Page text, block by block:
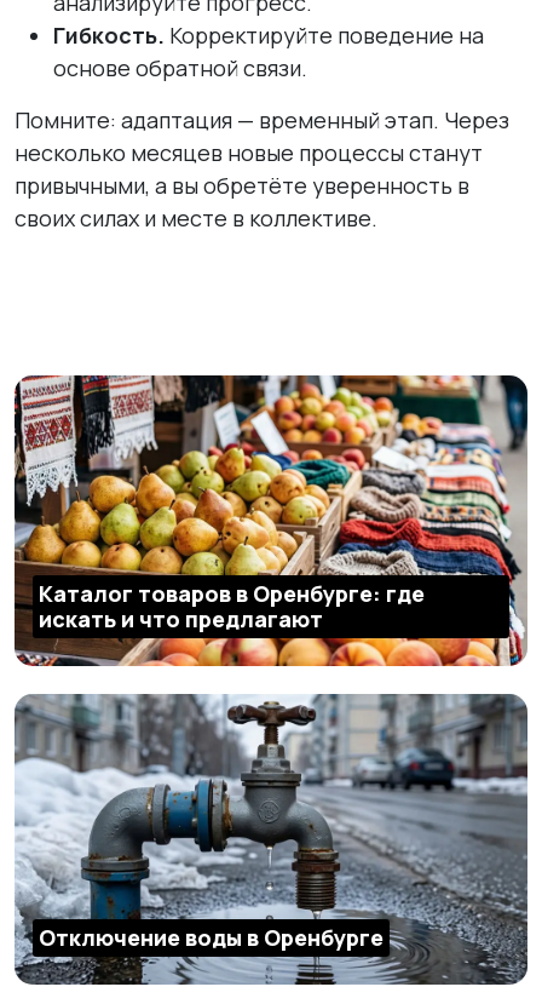
Гибкость. Корректируйте поведение на
основе обратной связи.
Помните: адаптация — временный этап. Через
несколько месяцев новые процессы станут
привычными, а вы обретёте уверенность в
своих силах и месте в коллективе.
Каталог товаров в Оренбурге: где
искать и что предлагают
Отключение воды в Оренбурге